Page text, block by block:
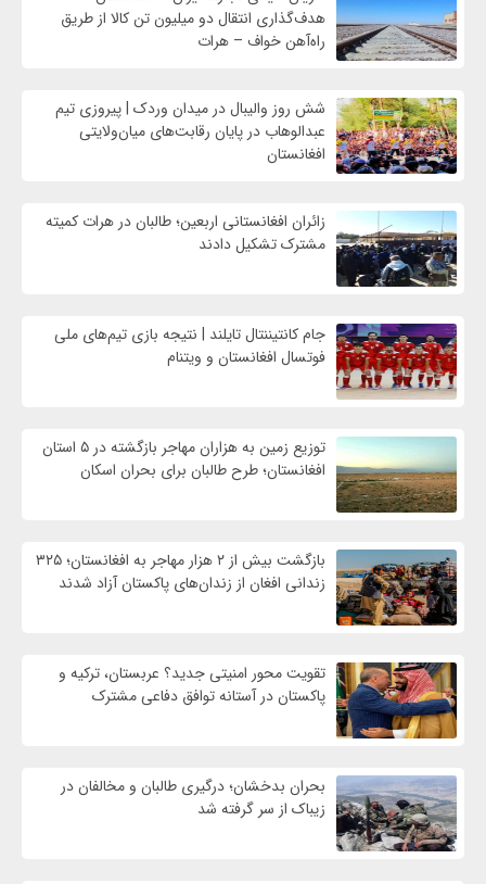
هدف‌گذاری انتقال دو میلیون تن کالا از طریق
راه‌آهن خواف – هرات
شش روز والیبال در میدان وردک | پیروزی تیم
عبدالوهاب در پایان رقابت‌های میان‌ولایتی
افغانستان
زائران افغانستانی اربعین؛ طالبان در هرات کمیته
مشترک تشکیل دادند
جام کانتیننتال تایلند | نتیجه بازی تیم‌های ملی
فوتسال افغانستان و ویتنام
توزیع زمین به هزاران مهاجر بازگشته در ۵ استان
افغانستان؛ طرح طالبان برای بحران اسکان
بازگشت بیش از ۲ هزار مهاجر به افغانستان؛ ۳۲۵
زندانی افغان از زندان‌های پاکستان آزاد شدند
تقویت محور امنیتی جدید؟ عربستان، ترکیه و
پاکستان در آستانه توافق دفاعی مشترک
بحران بدخشان؛ درگیری طالبان و مخالفان در
زیباک از سر گرفته شد